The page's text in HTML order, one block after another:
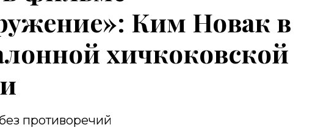
Ким Новак в
хичкоковской
противоречий